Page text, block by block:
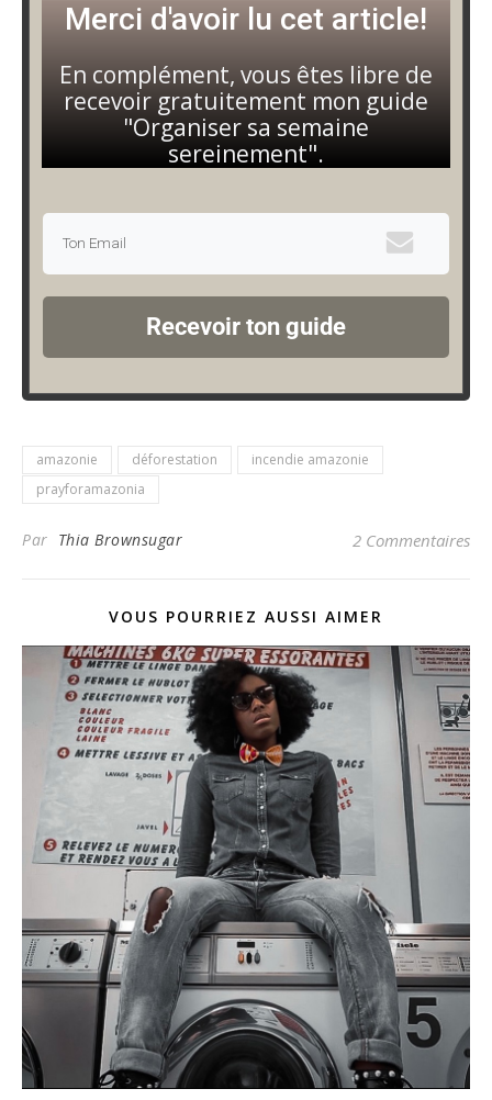
Merci d'avoir lu cet article!
En complément, vous êtes libre de
recevoir gratuitement mon guide
"Organiser sa semaine
sereinement".
Recevoir ton guide
amazonie déforestation
incendie amazonie
prayforamazonia
Par Thia Brownsugar 2 Commentaires
VOUS POURRIEZ AUSSI AIMER